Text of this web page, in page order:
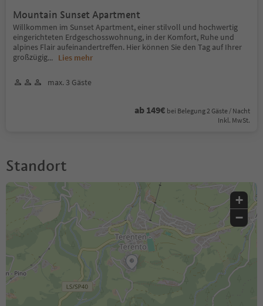
Mountain Sunset Apartment
Willkommen im Sunset Apartment, einer stilvoll und hochwertig
eingerichteten Erdgeschosswohnung, in der Komfort, Ruhe und
alpines Flair aufeinandertreffen. Hier können Sie den Tag auf Ihrer
großzügig... Lies mehr
max. 3 Gäste
ab 149€ bei Belegung 2 Gäste / Nacht
Inkl. MwSt.
Standort
+
−